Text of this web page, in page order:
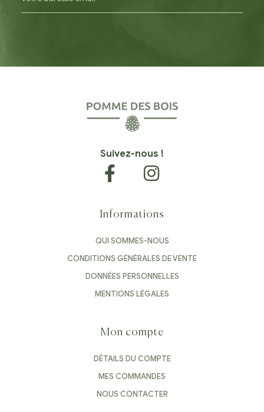
Suivez-nous !
Informations
QUI SOMMES-NOUS
CONDITIONS GÉNÉRALES DE VENTE
DONNÉES PERSONNELLES
MENTIONS LÉGALES
Mon compte
DÉTAILS DU COMPTE
MES COMMANDES
NOUS CONTACTER